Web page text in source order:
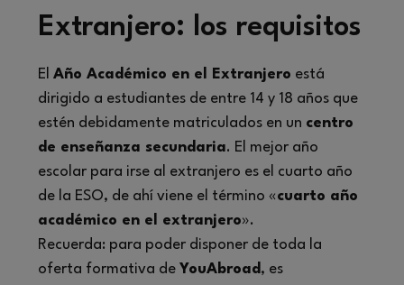
Extranjero: los requisitos
El Año Académico en el Extranjero está
dirigido a estudiantes de entre 14 y 18 años que
estén debidamente matriculados en un centro
de enseñanza secundaria. El mejor año
escolar para irse al extranjero es el cuarto año
de la ESO, de ahí viene el término «cuarto año
académico en el extranjero».
Recuerda: para poder disponer de toda la
oferta formativa de YouAbroad, es